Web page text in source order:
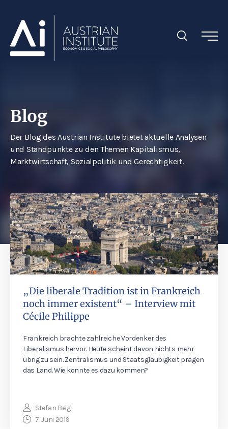
Blog
Der Blog des Austrian Institute bietet aktuelle Analysen
und Standpunkte zu den Themen Kapitalismus,
Marktwirtschaft, Sozialpolitik und Gerechtigkeit.
„Die liberale Tradition ist in Frankreich
noch immer existent“ – Interview mit
Cécile Philippe
Frankreich brachte zahlreiche Vordenker des
Liberalismus hervor. Heute scheint davon nichts mehr
übrig zu sein. Zentralismus und Staatsgläubigkeit prägen
das Land. Wie konnte es dazu kommen?
Stefan Beig
7. Juni 2019